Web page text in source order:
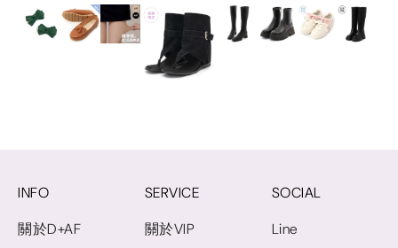
INFO
關於D+AF
SERVICE
關於VIP
SOCIAL
Line